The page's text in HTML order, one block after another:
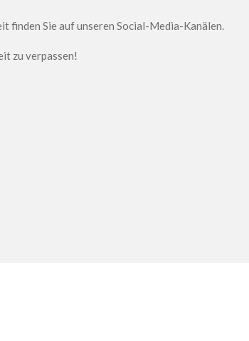
finden Sie auf unseren Social-Media-Kanälen.
zu verpassen!